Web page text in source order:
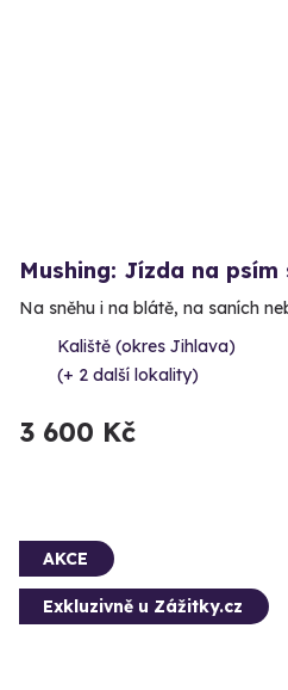
Mushing: Jízda na psím
Na sněhu i na blátě, na saních
Kaliště (okres Jihlava)
(+ 2 další lokality)
3 600 Kč
AKCE
Exkluzivně u Zážitky.cz